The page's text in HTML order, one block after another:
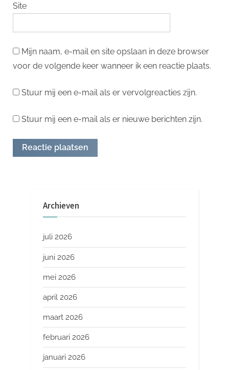
Site
Mijn naam, e-mail en site opslaan in deze browser
voor de volgende keer wanneer ik een reactie plaats.
Stuur mij een e-mail als er vervolgreacties zijn.
Stuur mij een e-mail als er nieuwe berichten zijn.
Archieven
juli 2026
juni 2026
mei 2026
april 2026
maart 2026
februari 2026
januari 2026